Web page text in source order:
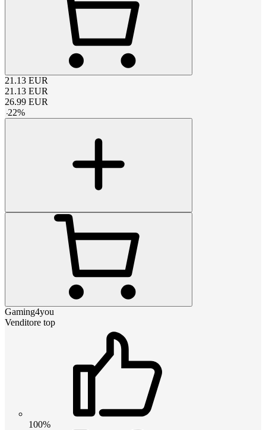
21.13 EUR
21.13 EUR
26.99 EUR
-22%
Gaming4you
Venditore top
100%